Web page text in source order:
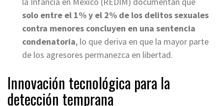
solo entre el 1% y el 2% de los delitos sexuales
contra menores concluyen en una sentencia
condenatoria, lo que deriva en que la mayor parte
de los agresores permanezca en libertad.
Innovación tecnológica para la
detección temprana